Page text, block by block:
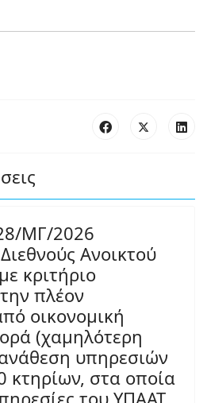
ΜΓ/2026
Ανοικτού
κριτήριο
πλέον
οικονομική
(χαμηλότερη
υπηρεσιών
κτηρίων, στα οποία
του ΥΠΑΑΤ